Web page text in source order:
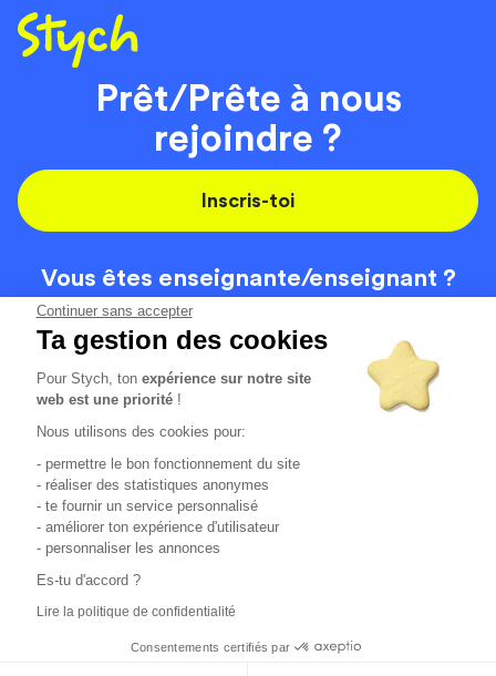
Continuer sans accepter
Ta gestion des cookies
Pour Stych, tonexpérience sur notre site
web est une priorité !
Nous utilisons des cookies pour:
- permettre le bon fonctionnement du site
- réaliser des statistiques anonymes
- te fournir un service personnalisé
- améliorer ton expérience d'utilisateur
- personnaliser les annonces
Es-tu d'accord ?
Lire la politique de confidentialité
Consentements certifiés par
Prêt/Prête à nous
rejoindre ?
Inscris-toi
Vous êtes enseignante/enseignant ?
On recrute
Code de la route
Localisation
Contact
Tous les avis clients4.6/5 (51125 avis publiés)
Comment sont calculés nos taux de réussite ?
passé leur examen une ou deux fois au cours des 12 derniers